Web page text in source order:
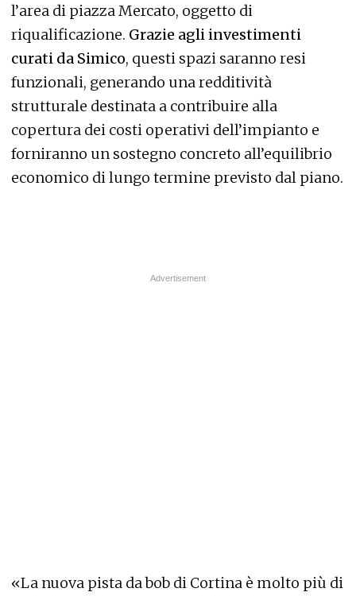
l’area di piazza Mercato, oggetto di
riqualificazione. Grazie agli investimenti
curati da Simico, questi spazi saranno resi
funzionali, generando una redditività
strutturale destinata a contribuire alla
copertura dei costi operativi dell’impianto e
forniranno un sostegno concreto all’equilibrio
economico di lungo termine previsto dal piano.
«La nuova pista da bob di Cortina è molto più di